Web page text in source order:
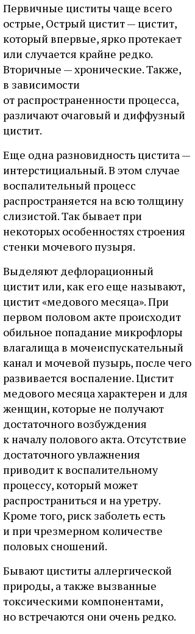
Первичные циститы чаще всего
острые, Острый цистит — цистит,
который впервые, ярко протекает
или случается крайне редко.
Вторичные — хронические. Также,
в зависимости
от распространенности процесса,
различают очаговый и диффузный
цистит.
Еще одна разновидность цистита —
интерстициальный. В этом случае
воспалительный процесс
распространяется на всю толщину
слизистой. Так бывает при
некоторых особенностях строения
стенки мочевого пузыря.
Выделяют дефлорационный
цистит или, как его еще называют,
цистит «медового месяца». При
первом половом акте происходит
обильное попадание микрофлоры
влагалища в мочеиспускательный
канал и мочевой пузырь, после чего
развивается воспаление. Цистит
медового месяца характерен и для
женщин, которые не получают
достаточного возбуждения
к началу полового акта. Отсутствие
достаточного увлажнения
приводит к воспалительному
процессу, который может
распространиться и на уретру.
Кроме того, риск заболеть есть
и при чрезмерном количестве
половых сношений.
Бывают циститы аллергической
природы, а также вызванные
токсическими компонентами,
но встречаются они очень редко.